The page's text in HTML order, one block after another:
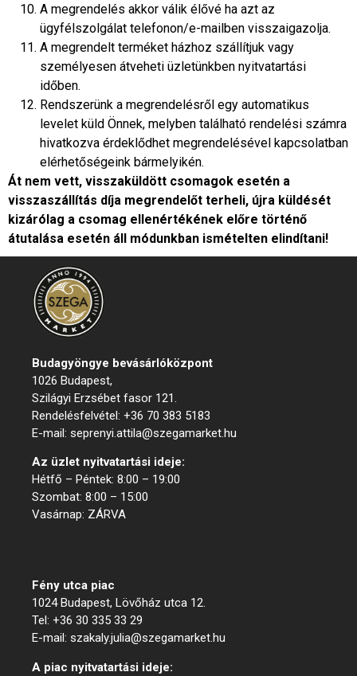
A megrendelés akkor válik élővé ha azt az
ügyfélszolgálat telefonon/e-mailben visszaigazolja.
A megrendelt terméket házhoz szállítjuk vagy
személyesen átveheti üzletünkben nyitvatartási
időben.
Rendszerünk a megrendelésről egy automatikus
levelet küld Önnek, melyben található rendelési számra
hivatkozva érdeklődhet megrendelésével kapcsolatban
elérhetőségeink bármelyikén.
Át nem vett, visszaküldött csomagok esetén a
visszaszállítás díja megrendelőt terheli, újra küldését
kizárólag a csomag ellenértékének előre történő
átutalása esetén áll módunkban ismételten elindítani!
Budagyöngye bevásárlóközpont
1026 Budapest,
Szilágyi Erzsébet fasor 121.
Rendelésfelvétel: +36 70 383 5183
E-mail: seprenyi.attila@szegamarket.hu
Az üzlet nyitvatartási ideje:
Hétfő – Péntek: 8:00 – 19:00
Szombat: 8:00 – 15:00
Vasárnap: ZÁRVA
Fény utca piac
1024 Budapest, Lövőház utca 12.
Tel: +36 30 335 33 29
E-mail: szakaly.julia@szegamarket.hu
A piac nyitvatartási ideje: